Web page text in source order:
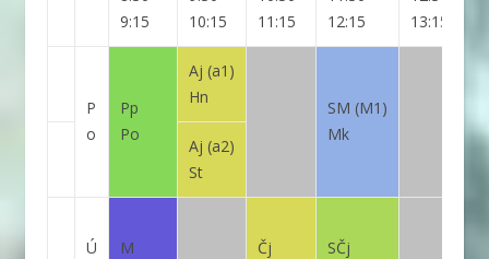
9:15
10:15
11:15
12:15
13:15
P
o
Pp
Po
Aj (a1)
Hn
SM (M1)
Mk
Aj (a2)
St
Ú
M
Čj
SČj